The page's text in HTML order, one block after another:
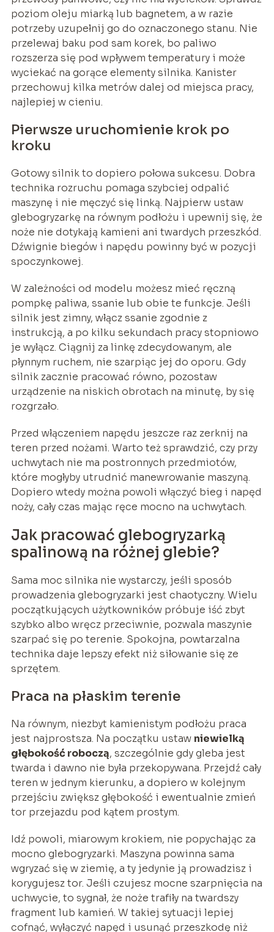
poziom oleju miarką lub bagnetem, a w razie
potrzeby uzupełnij go do oznaczonego stanu. Nie
przelewaj baku pod sam korek, bo paliwo
rozszerza się pod wpływem temperatury i może
wyciekać na gorące elementy silnika. Kanister
przechowuj kilka metrów dalej od miejsca pracy,
najlepiej w cieniu.
Pierwsze uruchomienie krok po
kroku
Gotowy silnik to dopiero połowa sukcesu. Dobra
technika rozruchu pomaga szybciej odpalić
maszynę i nie męczyć się linką. Najpierw ustaw
glebogryzarkę na równym podłożu i upewnij się, że
noże nie dotykają kamieni ani twardych przeszkód.
Dźwignie biegów i napędu powinny być w pozycji
spoczynkowej.
W zależności od modelu możesz mieć ręczną
pompkę paliwa, ssanie lub obie te funkcje. Jeśli
silnik jest zimny, włącz ssanie zgodnie z
instrukcją, a po kilku sekundach pracy stopniowo
je wyłącz. Ciągnij za linkę zdecydowanym, ale
płynnym ruchem, nie szarpiąc jej do oporu. Gdy
silnik zacznie pracować równo, pozostaw
urządzenie na niskich obrotach na minutę, by się
rozgrzało.
Przed włączeniem napędu jeszcze raz zerknij na
teren przed nożami. Warto też sprawdzić, czy przy
uchwytach nie ma postronnych przedmiotów,
które mogłyby utrudnić manewrowanie maszyną.
Dopiero wtedy można powoli włączyć bieg i napęd
noży, cały czas mając ręce mocno na uchwytach.
Jak pracować glebogryzarką
spalinową na różnej glebie?
Sama moc silnika nie wystarczy, jeśli sposób
prowadzenia glebogryzarki jest chaotyczny. Wielu
początkujących użytkowników próbuje iść zbyt
szybko albo wręcz przeciwnie, pozwala maszynie
szarpać się po terenie. Spokojna, powtarzalna
technika daje lepszy efekt niż siłowanie się ze
sprzętem.
Praca na płaskim terenie
Na równym, niezbyt kamienistym podłożu praca
jest najprostsza. Na początku ustaw niewielką
głębokość roboczą, szczególnie gdy gleba jest
twarda i dawno nie była przekopywana. Przejdź cały
teren w jednym kierunku, a dopiero w kolejnym
przejściu zwiększ głębokość i ewentualnie zmień
tor przejazdu pod kątem prostym.
Idź powoli, miarowym krokiem, nie popychając za
mocno glebogryzarki. Maszyna powinna sama
wgryzać się w ziemię, a ty jedynie ją prowadzisz i
korygujesz tor. Jeśli czujesz mocne szarpnięcia na
uchwycie, to sygnał, że noże trafiły na twardszy
fragment lub kamień. W takiej sytuacji lepiej
cofnąć, wyłączyć napęd i usunąć przeszkodę niż